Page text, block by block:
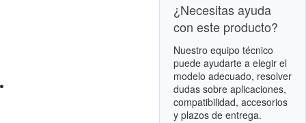
¿Necesitas ayuda
con este producto?
Nuestro equipo técnico
puede ayudarte a elegir el
modelo adecuado, resolver
dudas sobre aplicaciones,
compatibilidad, accesorios
y plazos de entrega.